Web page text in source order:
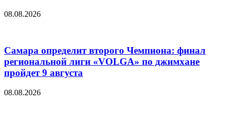
08.08.2026
Самара определит второго Чемпиона: финал
региональной лиги «VOLGA» по джимхане
пройдет 9 августа
08.08.2026